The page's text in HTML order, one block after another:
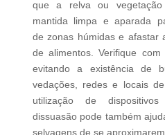
que a relva ou
mantida limpa e aparada
de zonas húmidas e afastar
de alimentos. Verifique
evitando a existência de
vedações, redes e locais
utilização de
dissuasão pode também
selvagens de se